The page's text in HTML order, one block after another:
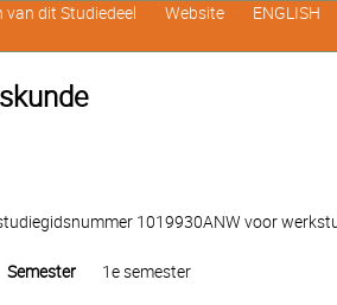
1019930ANW voor
Semester 1e semester
van dit Studiedeel Website ENGLISH